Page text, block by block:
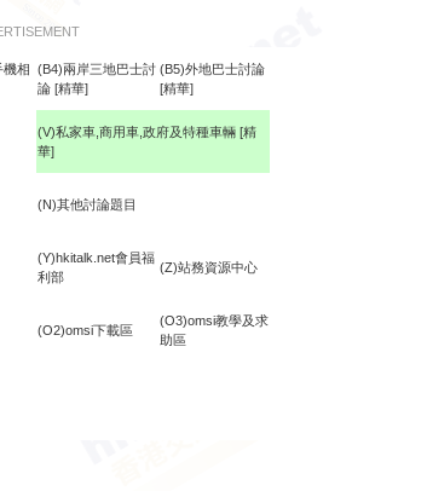
機相 (B4)兩岸三地巴士討
論 [精華]
(B5)外地巴士討論
[精華]
(V)私家車,商用車,政府及特種車輛 [精
華]
(N)其他討論題目
(Y)hkitalk.net會員福
利部
(Z)站務資源中心
(O2)omsi下載區
(O3)omsi教學及求
助區